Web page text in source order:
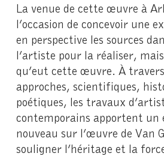
La venue de cette œuvre à
l’occasion de concevoir une
en perspective les sources
l’artiste pour la réaliser,
qu’eut cette œuvre. À
approches, scientifiques,
poétiques, les travaux
contemporains apportent un
nouveau sur l’œuvre de Van
souligner l’héritage et la